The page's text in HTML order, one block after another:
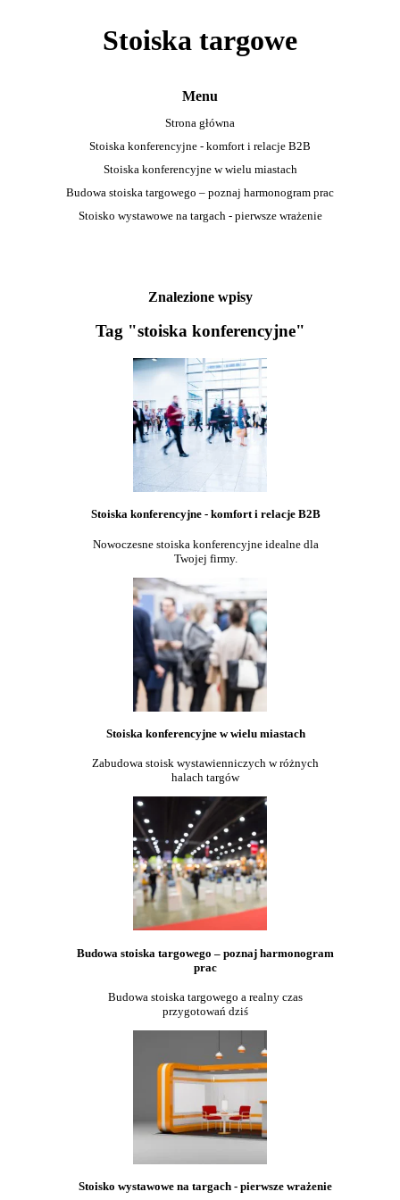
Stoiska targowe
Menu
Strona główna
Stoiska konferencyjne - komfort i relacje B2B
Stoiska konferencyjne w wielu miastach
Budowa stoiska targowego – poznaj harmonogram prac
Stoisko wystawowe na targach - pierwsze wrażenie
Znalezione wpisy
Tag "stoiska konferencyjne"
Stoiska konferencyjne - komfort i relacje B2B
Nowoczesne stoiska konferencyjne idealne dla
Twojej firmy.
Stoiska konferencyjne w wielu miastach
Zabudowa stoisk wystawienniczych w różnych
halach targów
Budowa stoiska targowego – poznaj harmonogram
prac
Budowa stoiska targowego a realny czas
przygotowań dziś
Stoisko wystawowe na targach - pierwsze wrażenie